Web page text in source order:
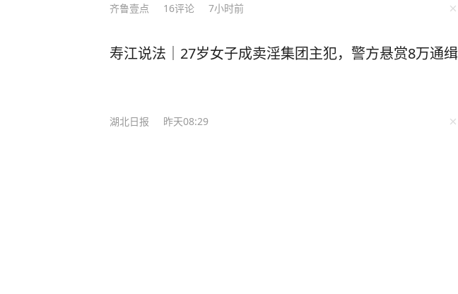
齐鲁壹点 16评论 7小时前
寿江说法｜27岁女子成卖淫集团主犯，警方悬赏8万通缉
湖北日报 昨天08:29